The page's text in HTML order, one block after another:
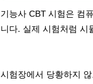
기능사 CBT 시험은 컴
니다. 실제 시험처럼 시
시험장에서 당황하지